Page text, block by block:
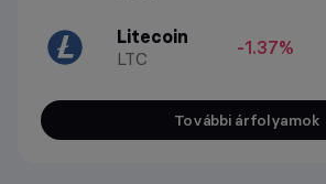
Litecoin
LTC
-1.37%
További árfolyamok